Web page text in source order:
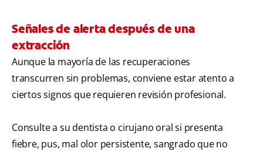
Señales de alerta después de una
extracción
Aunque la mayoría de las recuperaciones
transcurren sin problemas, conviene estar atento a
ciertos signos que requieren revisión profesional.
Consulte a su dentista o cirujano oral si presenta
fiebre, pus, mal olor persistente, sangrado que no